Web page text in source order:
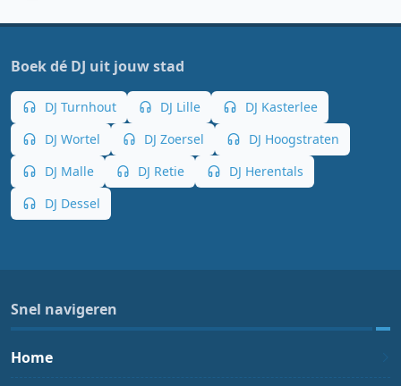
Boek dé DJ uit jouw stad
DJ Turnhout DJ Lille
DJ Kasterlee
DJ Wortel
DJ Zoersel
DJ Hoogstraten
DJ Malle
DJ Retie
DJ Herentals
DJ Dessel
Snel navigeren
Home